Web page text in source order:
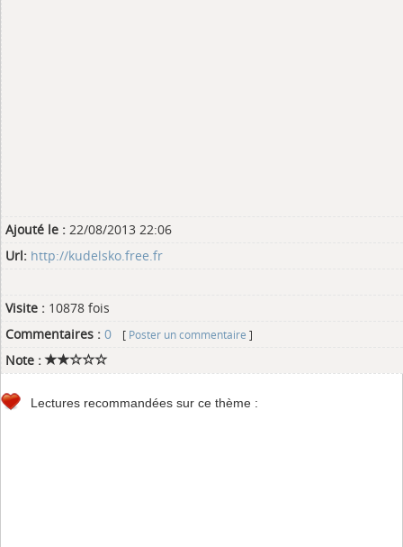
Ajouté le : 22/08/2013 22:06
Url: http://kudelsko.free.fr
Visite : 10878 fois
Commentaires : 0 [ Poster un commentaire ]
Note :
Lectures recommandées sur ce thème :